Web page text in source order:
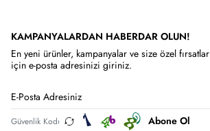
KAMPANYALARDAN HABERDAR OLUN!
En yeni ürünler, kampanyalar ve size özel fırsatlar
için e-posta adresinizi giriniz.
Abone Ol